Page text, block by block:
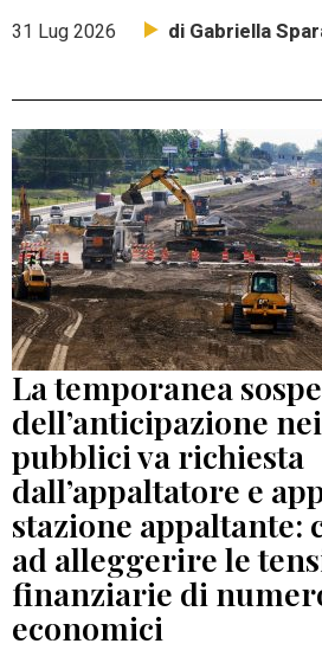
31 Lug 2026 di Gabriella
La temporanea
dell’anticipazione
pubblici va richiesta
dall’appaltatore e
stazione
ad alleggerire le
finanziarie di
economici